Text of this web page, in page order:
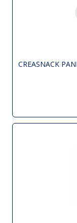
CREASNACK